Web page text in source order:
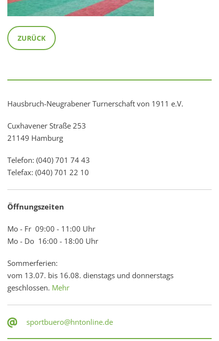
ZURÜCK
Hausbruch-Neugrabener Turnerschaft von 1911 e.V.
Cuxhavener Straße 253
21149 Hamburg
Telefon: (040) 701 74 43
Telefax: (040) 701 22 10
Öffnungszeiten
Mo - Fr 09:00 - 11:00 Uhr
Mo - Do 16:00 - 18:00 Uhr
Sommerferien:
vom 13.07. bis 16.08. dienstags und donnerstags
geschlossen. Mehr
sportbuero@hntonline.de